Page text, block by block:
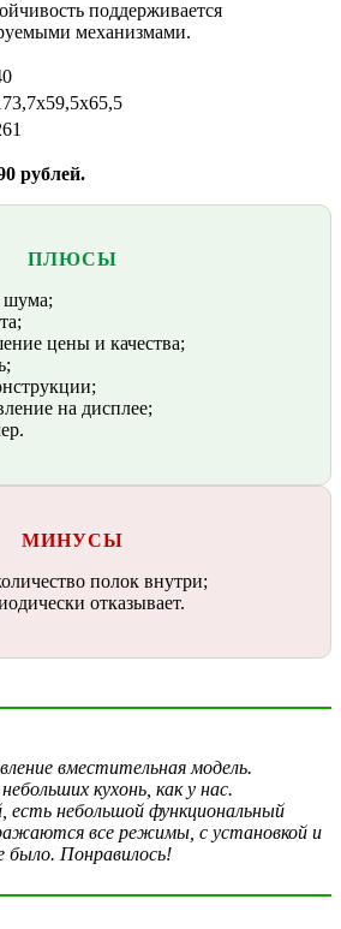
поддерживается
механизмами.
рублей.
ПЛЮСЫ
шума;
цены и качества;
на дисплее;
МИНУСЫ
полок внутри;
отказывает.
вместительная модель.
кухонь, как у нас.
есть небольшой функциональный
все режимы, с установкой и
было. Понравилось!